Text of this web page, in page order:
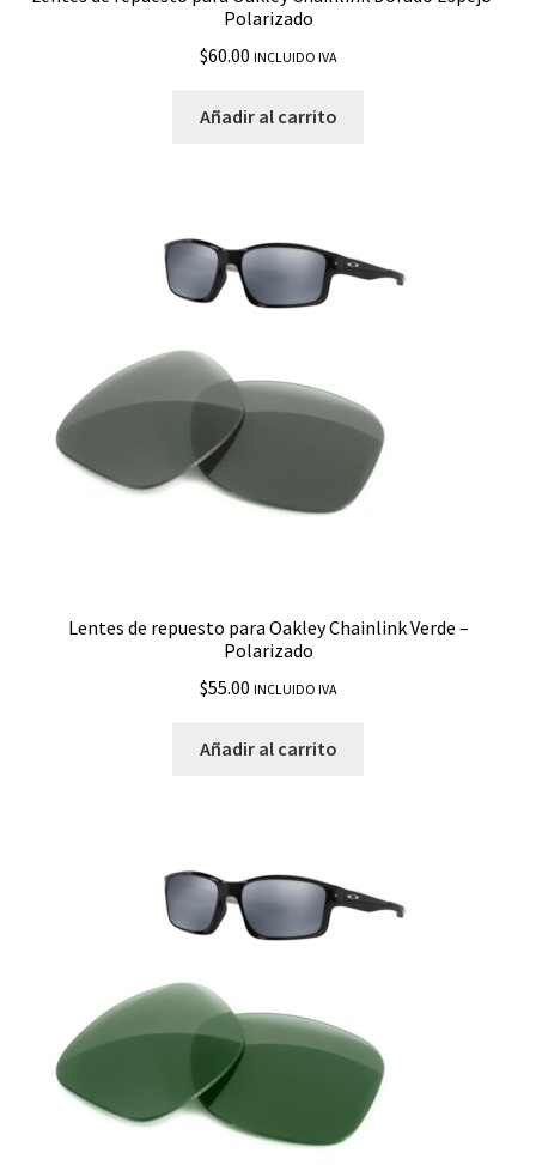
Polarizado
$60.00 INCLUIDO IVA
Añadir al carrito
Lentes de repuesto para Oakley Chainlink Verde –
Polarizado
$55.00 INCLUIDO IVA
Añadir al carrito